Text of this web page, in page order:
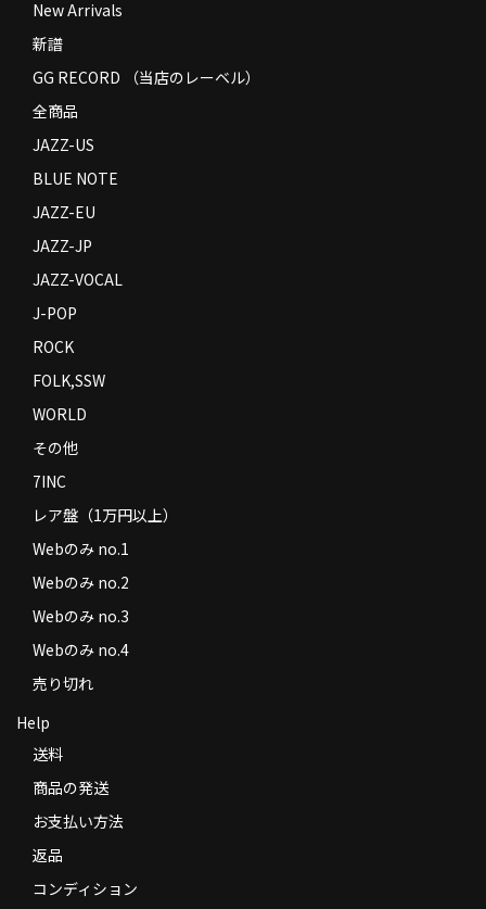
New Arrivals
新譜
GG RECORD （当店のレーベル）
全商品
JAZZ-US
BLUE NOTE
JAZZ-EU
JAZZ-JP
JAZZ-VOCAL
J-POP
ROCK
FOLK,SSW
WORLD
その他
7INC
レア盤（1万円以上）
Webのみ no.1
Webのみ no.2
Webのみ no.3
Webのみ no.4
売り切れ
Help
送料
商品の発送
お支払い方法
返品
コンディション